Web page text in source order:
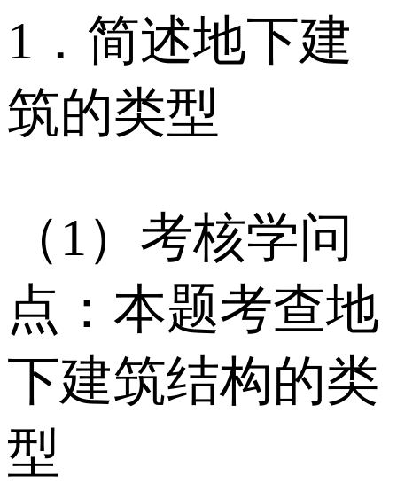
1．简述地下建
筑的类型
（1）考核学问
点：本题考查地
下建筑结构的类
型